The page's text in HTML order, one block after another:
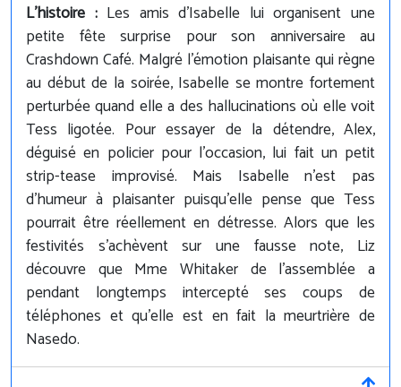
L'histoire : Les amis d'Isabelle lui organisent une
petite fête surprise pour son anniversaire au
Crashdown Café. Malgré l'émotion plaisante qui règne
au début de la soirée, Isabelle se montre fortement
perturbée quand elle a des hallucinations où elle voit
Tess ligotée. Pour essayer de la détendre, Alex,
déguisé en policier pour l'occasion, lui fait un petit
strip-tease improvisé. Mais Isabelle n'est pas
d'humeur à plaisanter puisqu'elle pense que Tess
pourrait être réellement en détresse. Alors que les
festivités s'achèvent sur une fausse note, Liz
découvre que Mme Whitaker de l'assemblée a
pendant longtemps intercepté ses coups de
téléphones et qu'elle est en fait la meurtrière de
Nasedo.